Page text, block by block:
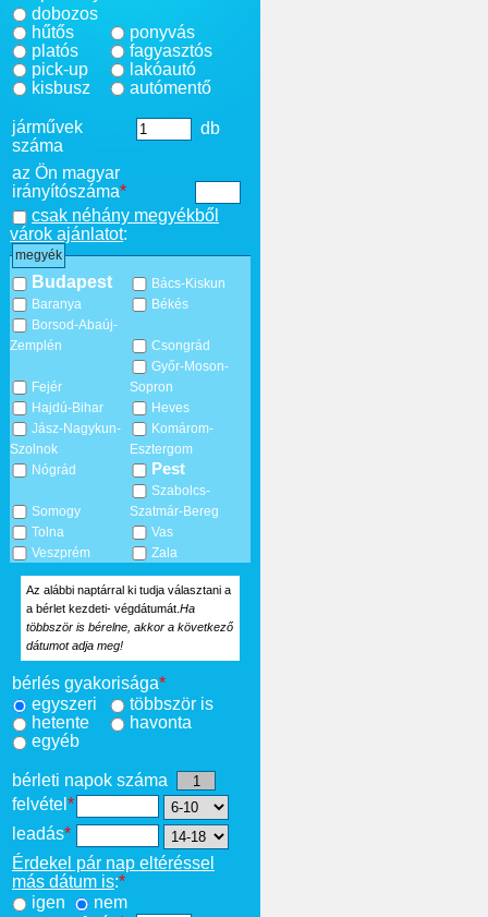
dobozos
hűtős
platós
pick-up
kisbusz
ponyvás
fagyasztós
lakóautó
autómentő
járművek
száma
db
az Ön magyar
irányítószáma*
csak néhány megyékből
várok ajánlatot:
megyék
Budapest
Bács-Kiskun
Baranya
Békés
Borsod-Abaúj-
Zemplén
Csongrád
Fejér
Győr-Moson-
Sopron
Hajdú-Bihar
Heves
Jász-Nagykun-
Szolnok
Komárom-
Esztergom
Nógrád
Pest
Somogy
Szabolcs-
Szatmár-Bereg
Tolna
Vas
Veszprém
Zala
Az alábbi naptárral ki tudja választani a
a bérlet kezdeti- végdátumát. Ha
többször is bérelne, akkor a következő
dátumot adja meg!
bérlés gyakorisága*
egyszeri
többször is
hetente
havonta
egyéb
bérleti napok száma
felvétel *
leadás*
Érdekel pár nap eltéréssel
más dátum is:*
igen
nem